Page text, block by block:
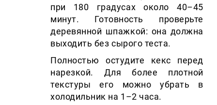
при 180 градусах около 40–45
минут. Готовность проверьте
деревянной шпажкой: она должна
выходить без сырого теста.
Полностью остудите кекс перед
нарезкой. Для более плотной
текстуры его можно убрать в
холодильник на 1–2 часа.